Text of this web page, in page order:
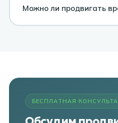
уровень сервиса.
месяца. Устойчивый рост
Можно ли продвигать
БЕСПЛАТНАЯ